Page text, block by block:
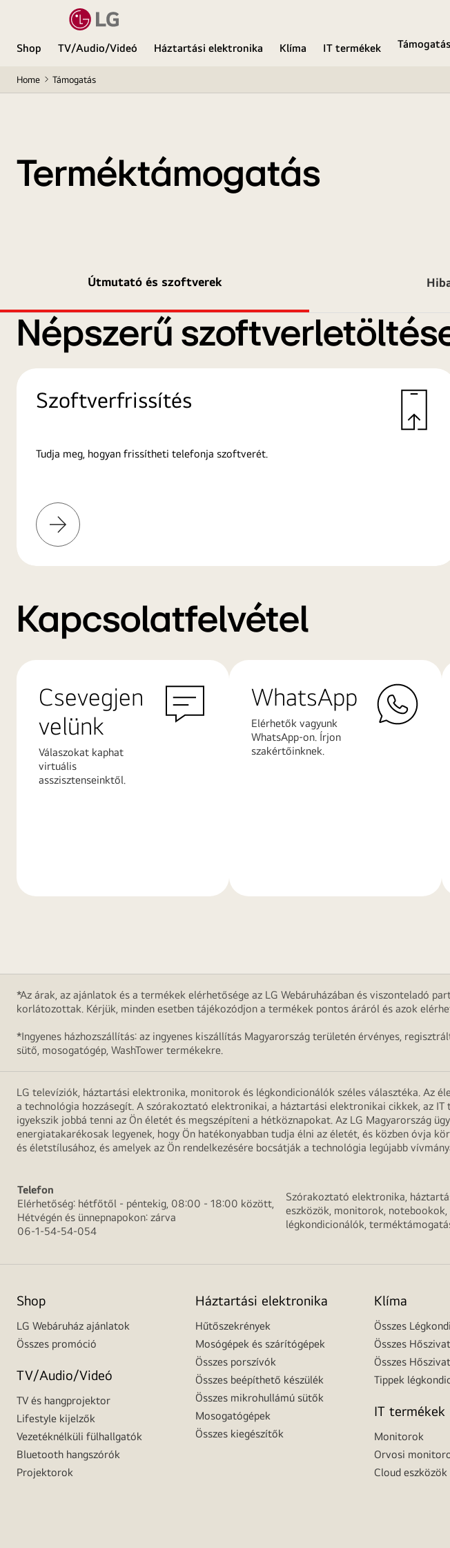
Shop TV/Audio/Videó Háztartási elektronika Klíma IT termékek Támogatás
Home Támogatás
Terméktámogatás
Útmutató és szoftverek
Népszerű
Szoftverfrissítés
Tudja meg, hogyan frissítheti telefonja szoftverét.
További
információk
Kapcsolatfelvétel
Csevegjen
velünk
Válaszokat kaphat
virtuális
asszisztenseinktől.
WhatsApp
Elérhetők vagyunk
WhatsApp-on. Írjon
szakértőinknek.
*Az árak, az ajánlatok és a termékek elérhetősége az LG Webáruházában és viszonteladó
korlátozottak. Kérjük, minden esetben tájékozódjon a termékek pontos áráról és azok
*Ingyenes házhozszállítás: az ingyenes kiszállítás Magyarország területén érvényes,
sütő, mosogatógép, WashTower termékekre.
LG televíziók, háztartási elektronika, monitorok és légkondicionálók széles választéka. Az
a technológia hozzásegít. A szórakoztató elektronikai, a háztartási elektronikai cikkek, az
igyekszik jobbá tenni az Ön életét és megszépíteni a hétköznapokat. Az LG Magyarország
energiatakarékosak legyenek, hogy Ön hatékonyabban tudja élni az életét, és közben óvja
és életstílusához, és amelyek az Ön rendelkezésére bocsátják a technológia legújabb
Telefon
Elérhetőség: hétfőtől - péntekig, 08:00 - 18:00 között,
Hétvégén és ünnepnapokon: zárva
06-1-54-54-054
Szórakoztató elektronika,
eszközök, monitorok, notebookok,
légkondicionálók,
Shop
LG Webáruház ajánlatok
Összes promóció
TV/Audio/Videó
TV és hangprojektor
Lifestyle kijelzők
Vezetéknélküli fülhallgatók
Bluetooth hangszórók
Projektorok
Háztartási elektronika
Hűtőszekrények
Mosógépek és szárítógépek
Összes porszívók
Összes beépíthető készülék
Összes mikrohullámú sütők
Mosogatógépek
Összes kiegészítők
Klíma
Összes
Összes
Összes
Tippek
IT termékek
Monitorok
Orvosi
Cloud eszközök